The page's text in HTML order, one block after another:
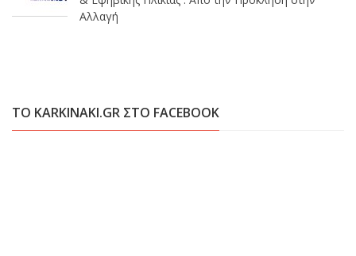
Αλλαγή
ΤΟ KARKINAKI.GR ΣΤΟ FACEBOOK